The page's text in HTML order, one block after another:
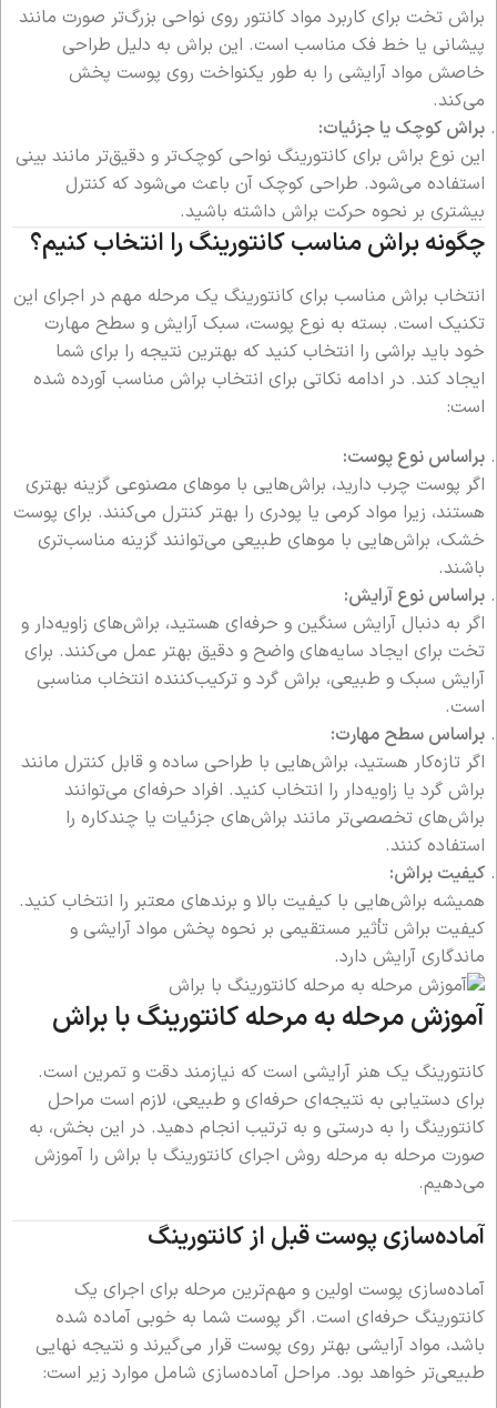
براش تخت برای کاربرد مواد کانتور روی نواحی بزرگ‌تر صورت مانند
پیشانی یا خط فک مناسب است. این براش به دلیل طراحی
خاصش مواد آرایشی را به طور یکنواخت روی پوست پخش
می‌کند.
براش کوچک یا جزئیات:
این نوع براش برای کانتورینگ نواحی کوچک‌تر و دقیق‌تر مانند بینی
استفاده می‌شود. طراحی کوچک آن باعث می‌شود که کنترل
بیشتری بر نحوه حرکت براش داشته باشید.
چگونه براش مناسب کانتورینگ را انتخاب کنیم؟
انتخاب براش مناسب برای کانتورینگ یک مرحله مهم در اجرای این
تکنیک است. بسته به نوع پوست، سبک آرایش و سطح مهارت
خود باید براشی را انتخاب کنید که بهترین نتیجه را برای شما
ایجاد کند. در ادامه نکاتی برای انتخاب براش مناسب آورده شده
است:
براساس نوع پوست:
اگر پوست چرب دارید، براش‌هایی با موهای مصنوعی گزینه بهتری
هستند، زیرا مواد کرمی یا پودری را بهتر کنترل می‌کنند. برای پوست
خشک، براش‌هایی با موهای طبیعی می‌توانند گزینه مناسب‌تری
باشند.
براساس نوع آرایش:
اگر به دنبال آرایش سنگین و حرفه‌ای هستید، براش‌های زاویه‌دار و
تخت برای ایجاد سایه‌های واضح و دقیق بهتر عمل می‌کنند. برای
آرایش سبک و طبیعی، براش گرد و ترکیب‌کننده انتخاب مناسبی
است.
براساس سطح مهارت:
اگر تازه‌کار هستید، براش‌هایی با طراحی ساده و قابل کنترل مانند
براش گرد یا زاویه‌دار را انتخاب کنید. افراد حرفه‌ای می‌توانند
براش‌های تخصصی‌تر مانند براش‌های جزئیات یا چندکاره را
استفاده کنند.
کیفیت براش:
همیشه براش‌هایی با کیفیت بالا و برندهای معتبر را انتخاب کنید.
کیفیت براش تأثیر مستقیمی بر نحوه پخش مواد آرایشی و
ماندگاری آرایش دارد.
آموزش مرحله به مرحله کانتورینگ با براش
کانتورینگ یک هنر آرایشی است که نیازمند دقت و تمرین است.
برای دستیابی به نتیجه‌ای حرفه‌ای و طبیعی، لازم است مراحل
کانتورینگ را به درستی و به ترتیب انجام دهید. در این بخش، به
صورت مرحله به مرحله روش اجرای کانتورینگ با براش را آموزش
می‌دهیم.
آماده‌سازی پوست قبل از کانتورینگ
آماده‌سازی پوست اولین و مهم‌ترین مرحله برای اجرای یک
کانتورینگ حرفه‌ای است. اگر پوست شما به خوبی آماده شده
باشد، مواد آرایشی بهتر روی پوست قرار می‌گیرند و نتیجه نهایی
طبیعی‌تر خواهد بود. مراحل آماده‌سازی شامل موارد زیر است: